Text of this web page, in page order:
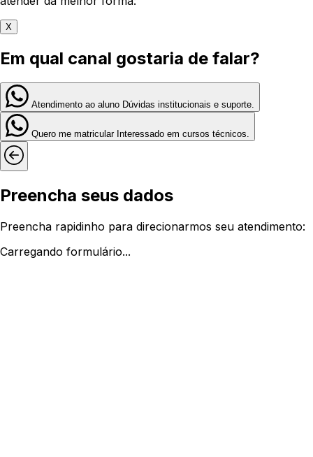
X
Em qual canal gostaria de falar?
Atendimento ao aluno Dúvidas institucionais e suporte.
Quero me matricular Interessado em cursos técnicos.
Preencha seus dados
Preencha rapidinho para direcionarmos seu atendimento:
Carregando formulário...